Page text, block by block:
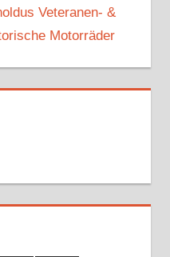
Veteranen- &
Motorräder